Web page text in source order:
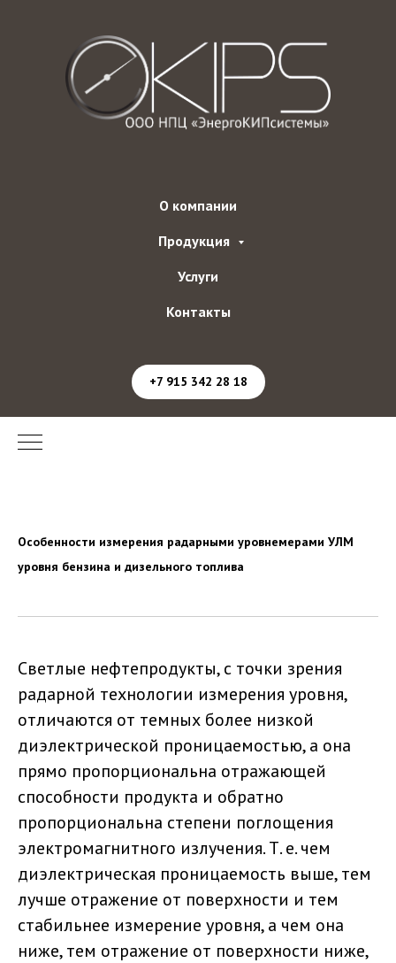
О компании
Продукция
Услуги
Контакты
+7 915 342 28 18
Особенности измерения радарными уровнемерами УЛМ
уровня бензина и дизельного топлива
Светлые нефтепродукты, с точки зрения
радарной технологии измерения уровня,
отличаются от темных более низкой
диэлектрической проницаемостью, а она
прямо пропорциональна отражающей
способности продукта и обратно
пропорциональна степени поглощения
электромагнитного излучения. Т. е. чем
диэлектрическая проницаемость выше, тем
лучше отражение от поверхности и тем
стабильнее измерение уровня, а чем она
ниже, тем отражение от поверхности ниже,